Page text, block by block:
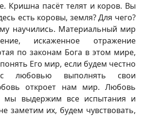
Кришна пасёт телят и коров. Вы
есть коровы, земля? Для чего?
научились. Материальный мир
искаженное отражение
по законам Бога в этом мире,
Его мир, если будем честно
любовью выполнять свои
откроет нам мир. Любовь
мы выдержим все испытания и
заметим их, будем чувствовать,